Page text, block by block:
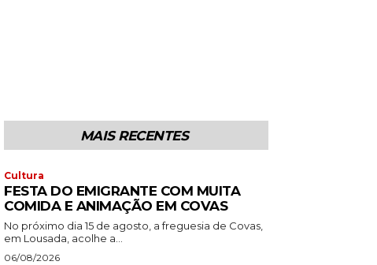
MAIS RECENTES
Cultura
FESTA DO EMIGRANTE COM MUITA
COMIDA E ANIMAÇÃO EM COVAS
No próximo dia 15 de agosto, a freguesia de Covas,
em Lousada, acolhe a...
06/08/2026